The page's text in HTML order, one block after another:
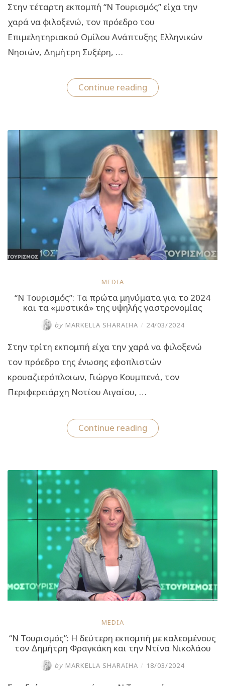
Στην τέταρτη εκπομπή “Ν Τουρισμός” είχα την
χαρά να φιλοξενώ, τον πρόεδρο του
Επιμελητηριακού Ομίλου Ανάπτυξης Ελληνικών
Νησιών, Δημήτρη Συξέρη, …
Continue reading“Ν
Τουρισμός:
με
εκλεκτούς
καλεσμένους
από
τον
χώρο
του
τουρισμού
και
της
γαστρονομίας”
MEDIA
“Ν Τουρισμός”: Tα πρώτα μηνύματα για το 2024
και τα «μυστικά» της υψηλής γαστρονομίας
by MARKELLA SHARAIHA / 24/03/2024
Στην τρίτη εκπομπή είχα την χαρά να φιλοξενώ
τον πρόεδρο της ένωσης εφοπλιστών
κρουαζιερόπλοιων, Γιώργο Κουμπενά, τον
Περιφερειάρχη Νοτίου Αιγαίου, …
Continue reading““Ν
Τουρισμός”:
για
της
γαστρονομίας”
MEDIA
“Ν Τουρισμός”: Η δεύτερη εκπομπή με καλεσμένους
τον Δημήτρη Φραγκάκη και την Ντίνα Νικολάου
by MARKELLA SHARAIHA / 18/03/2024